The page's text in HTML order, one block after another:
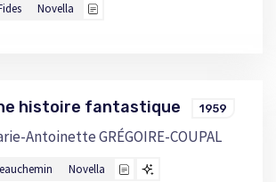
Novella
histoire fantastique 1959
Antoinette GRÉGOIRE-COUPAL
Novella